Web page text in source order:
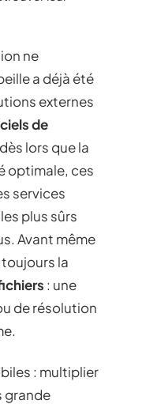
ne
a déjà été
externes
de
lors que la
optimale, ces
services
plus sûrs
Avant même
la
: une
de résolution
: multiplier
grande